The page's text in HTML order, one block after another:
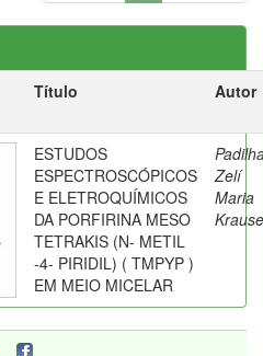
Título Autor
ESTUDOS
ESPECTROSCÓPICOS
E ELETROQUÍMICOS
DA PORFIRINA MESO
TETRAKIS (N- METIL
-4- PIRIDIL) ( TMPYP )
EM MEIO MICELAR
Zelí
Maria
Krause